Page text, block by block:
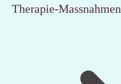
Therapie-Massnahmen